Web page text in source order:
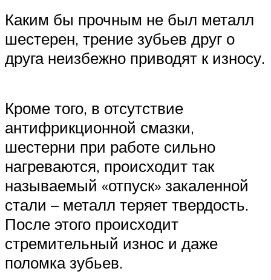
Каким бы прочным не был металл
шестерен, трение зубьев друг о
друга неизбежно приводят к износу.
Кроме того, в отсутствие
антифрикционной смазки,
шестерни при работе сильно
нагреваются, происходит так
называемый «отпуск» закаленной
стали – металл теряет твердость.
После этого происходит
стремительный износ и даже
поломка зубьев.